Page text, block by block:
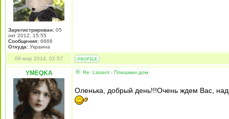
Зарегистрирован: 05
окт 2012, 15:55
Сообщения: 6666
Откуда: Украина
09 мар 2014, 02:57
YMEQKA Re: Lissant - Плюшкин дом
Оленька, добрый день!!!Очень ждем Вас,